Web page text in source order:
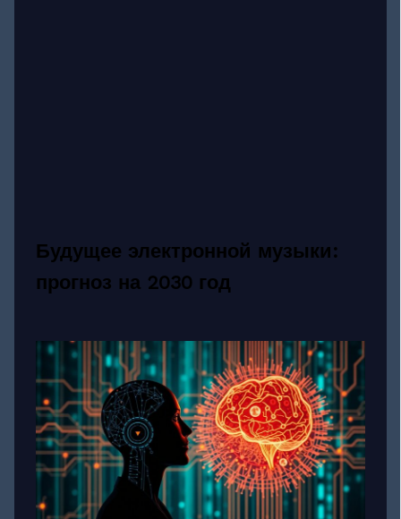
Будущее электронной музыки:
прогноз на 2030 год